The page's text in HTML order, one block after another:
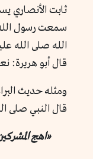
ثابت الأنصاري
سمعت رسول
الله صلى الله
قال أبو هريرة:
قال النبي صلى
«اهج